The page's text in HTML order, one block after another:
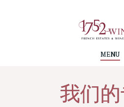
MENU
我们